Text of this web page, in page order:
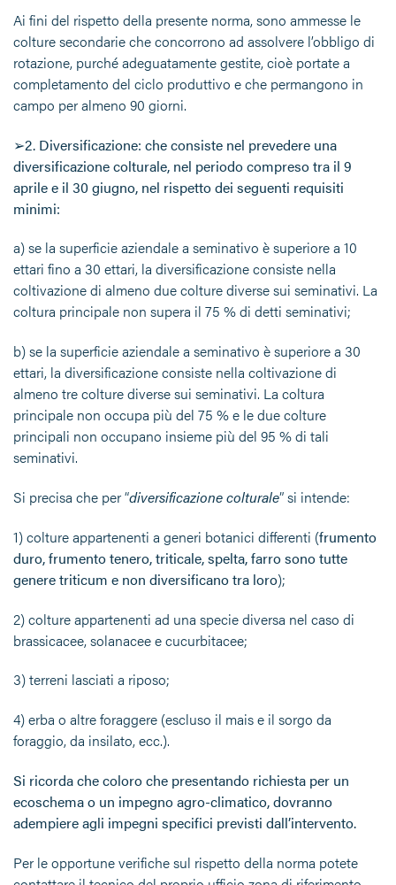
Ai fini del rispetto della presente norma, sono ammesse le
colture secondarie che concorrono ad assolvere l’obbligo di
rotazione, purché adeguatamente gestite, cioè portate a
completamento del ciclo produttivo e che permangono in
campo per almeno 90 giorni.
➢2. Diversificazione: che consiste nel prevedere una
diversificazione colturale, nel periodo compreso tra il 9
aprile e il 30 giugno, nel rispetto dei seguenti requisiti
minimi:
a)se la superficie aziendale a seminativo è superiore a 10
ettari fino a 30 ettari, la diversificazione consiste nella
coltivazione di almeno due colture diverse sui seminativi. La
coltura principale non supera il 75 % di detti seminativi;
b)se la superficie aziendale a seminativo è superiore a 30
ettari, la diversificazione consiste nella coltivazione di
almeno tre colture diverse sui seminativi. La coltura
principale non occupa più del 75 % e le due colture
principali non occupano insieme più del 95 % di tali
seminativi.
Si precisa che per “diversificazione colturale” si intende:
1)colture appartenenti a generi botanici differenti (frumento
duro, frumento tenero, triticale, spelta, farro sono tutte
genere triticum e non diversificano tra loro);
2)colture appartenenti ad una specie diversa nel caso di
brassicacee, solanacee e cucurbitacee;
3) terreni lasciati a riposo;
4)erba o altre foraggere (escluso il mais e il sorgo da
foraggio, da insilato, ecc.).
Si ricorda che coloro che presentando richiesta per un
ecoschema o un impegno agro-climatico, dovranno
adempiere agli impegni specifici previsti dall’intervento.
Per le opportune verifiche sul rispetto della norma potete